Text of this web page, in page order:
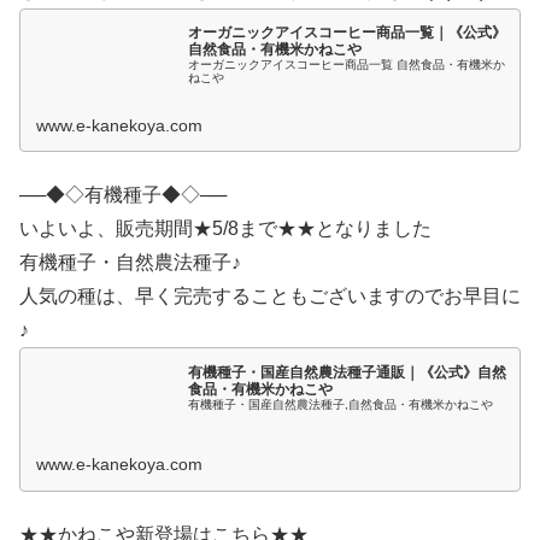
オーガニックアイスコーヒー商品一覧｜《公式》
自然食品・有機米かねこや
オーガニックアイスコーヒー商品一覧 自然食品・有機米か
ねこや
www.e-kanekoya.com
──◆◇有機種子◆◇──
いよいよ、販売期間★5/8まで★★となりました
有機種子・自然農法種子♪
人気の種は、早く完売することもございますのでお早目に
♪
有機種子・国産自然農法種子通販｜《公式》自然
食品・有機米かねこや
有機種子・国産自然農法種子,自然食品・有機米かねこや
www.e-kanekoya.com
★★かねこや新登場はこちら★★